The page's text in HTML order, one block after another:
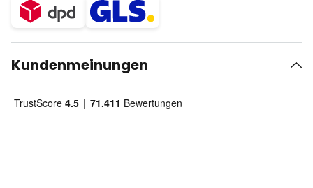
Kundenmeinungen